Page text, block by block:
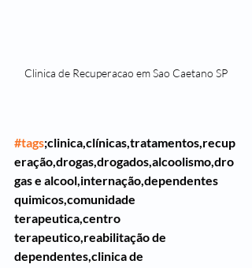
Clinica de Recuperacao em Sao Caetano SP
#tags;clinica,clínicas,tratamentos,recup
eração,drogas,drogados,alcoolismo,dro
gas e alcool,internação,dependentes
quimicos,comunidade
terapeutica,centro
terapeutico,reabilitação de
dependentes,clinica de